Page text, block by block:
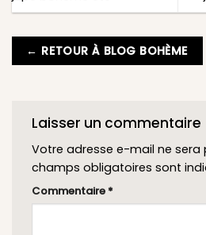
← RETOUR À BLOG BOHÈME
Laisser un commentaire
Votre adresse e-mail ne sera
champs obligatoires sont
Commentaire *